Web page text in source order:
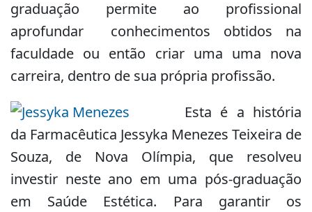
graduação permite ao profissional
aprofundar conhecimentos obtidos na
faculdade ou então criar uma uma nova
carreira, dentro de sua própria profissão.
Esta é a história
da Farmacêutica Jessyka Menezes Teixeira de
Souza, de Nova Olímpia, que resolveu
investir neste ano em uma pós-graduação
em Saúde Estética. Para garantir os